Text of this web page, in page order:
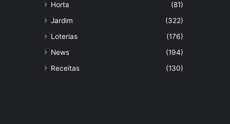
Horta
(81)
Jardim
(322)
Loterias
(176)
News
(194)
Receitas
(130)